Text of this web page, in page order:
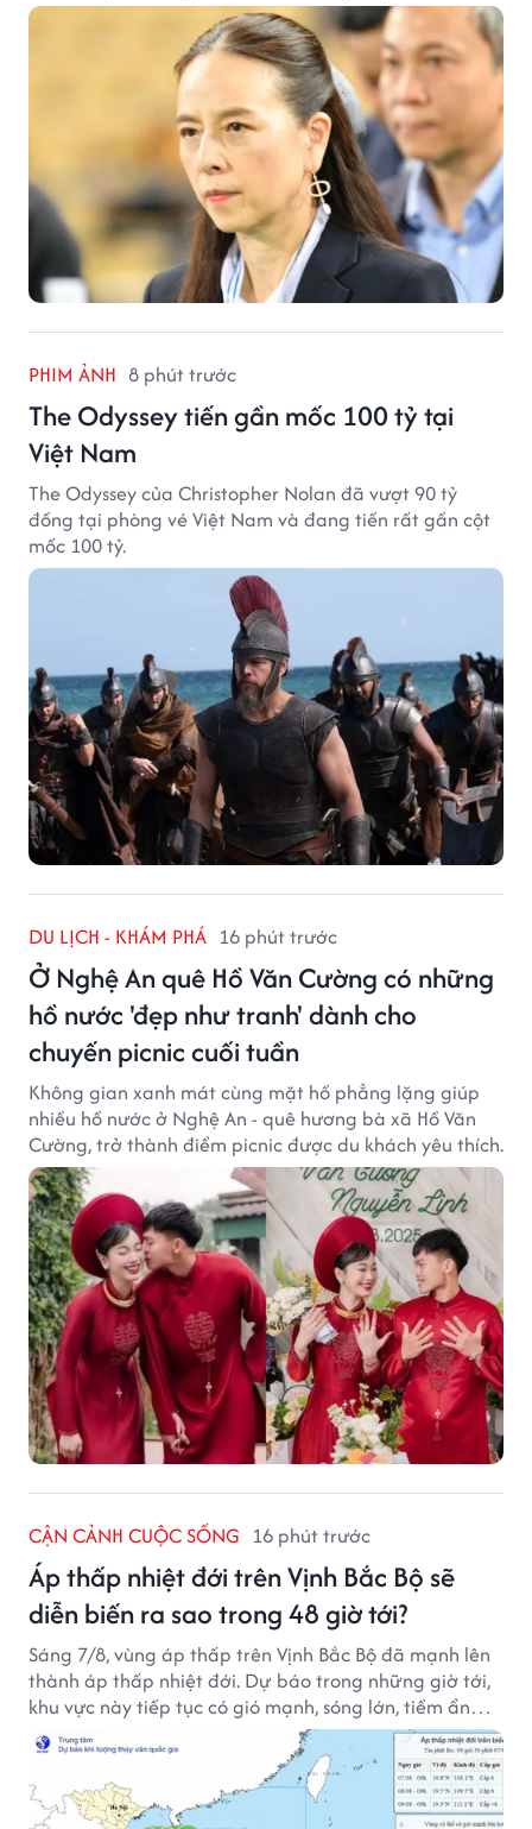
PHIM ẢNH 8 phút trước
The Odyssey tiến gần mốc 100 tỷ tại
Việt Nam
The Odyssey của Christopher Nolan đã vượt 90 tỷ
đồng tại phòng vé Việt Nam và đang tiến rất gần cột
mốc 100 tỷ.
DU LỊCH - KHÁM PHÁ 16 phút trước
Ở Nghệ An quê Hồ Văn Cường có những
hồ nước 'đẹp như tranh' dành cho
chuyến picnic cuối tuần
Không gian xanh mát cùng mặt hồ phẳng lặng giúp
nhiều hồ nước ở Nghệ An - quê hương bà xã Hồ Văn
Cường, trở thành điểm picnic được du khách yêu thích.
CẬN CẢNH CUỘC SỐNG 16 phút trước
Áp thấp nhiệt đới trên Vịnh Bắc Bộ sẽ
diễn biến ra sao trong 48 giờ tới?
Sáng 7/8, vùng áp thấp trên Vịnh Bắc Bộ đã mạnh lên
thành áp thấp nhiệt đới. Dự báo trong những giờ tới,
khu vực này tiếp tục có gió mạnh, sóng lớn, tiềm ẩn
nhiều nguy cơ đối với hoạt động của tàu thuyền trên
biển.